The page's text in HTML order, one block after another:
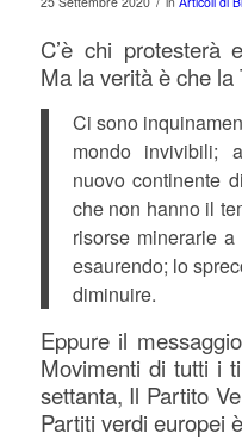
C’è chi protesterà
Ma la verità è che la
Ci sono
mondo invivibili;
nuovo continente
che non hanno il
risorse minerarie
esaurendo; lo
diminuire.
Eppure il
Movimenti di tutti i
settanta, Il Partito
Partiti verdi europei